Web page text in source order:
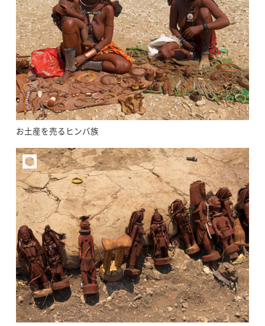
お土産を売るヒンバ族